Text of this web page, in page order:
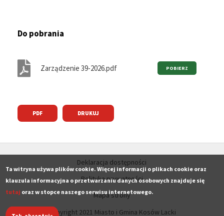
Do pobrania
Zarządzenie 39-2026.pdf
PDF DRUKUJ
Copyright 2021 Miasto i Gmina Kosów Lacki
Deklaracja dostępności
Polityka prywatności
Mapa strony
Ta witryna używa plików cookie. Więcej informacji o plikach cookie oraz
klauzula informacyjna o przetwarzaniu danych osobowych znajduje się
tutaj oraz w stopce naszego serwisu internetowego.